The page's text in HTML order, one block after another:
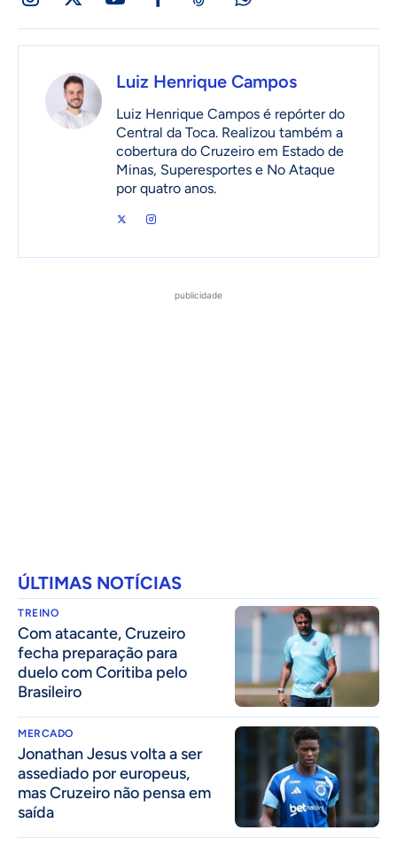
Luiz Henrique Campos
Luiz Henrique Campos é repórter do
Central da Toca. Realizou também a
cobertura do Cruzeiro em Estado de
Minas, Superesportes e No Ataque
por quatro anos.
publicidade
ÚLTIMAS NOTÍCIAS
TREINO
Com atacante, Cruzeiro
fecha preparação para
duelo com Coritiba pelo
Brasileiro
MERCADO
Jonathan Jesus volta a ser
assediado por europeus,
mas Cruzeiro não pensa em
saída